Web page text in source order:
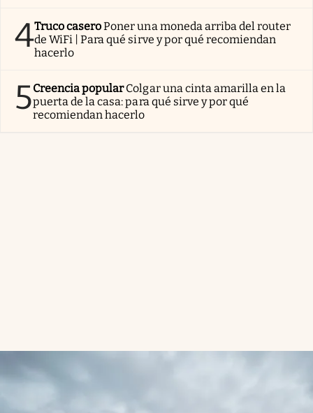
4Truco caseroPoner una moneda arriba del router
de WiFi | Para qué sirve y por qué recomiendan
hacerlo
5Creencia popularColgar una cinta amarilla en la
puerta de la casa: para qué sirve y por qué
recomiendan hacerlo